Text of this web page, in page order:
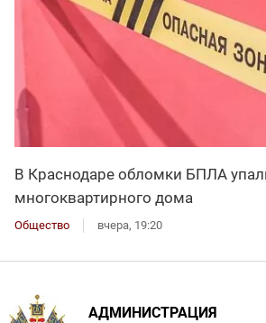
В Краснодаре обломки БПЛА
многоквартирного дома
Общество вчера, 19:20
АДМИНИСТРАЦИЯ